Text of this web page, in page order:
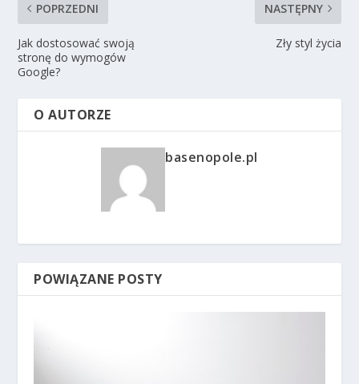
POPRZEDNI
Jak dostosować swoją
stronę do wymogów
Google?
NASTĘPNY
Zły styl życia
O AUTORZE
basenopole.pl
POWIĄZANE POSTY